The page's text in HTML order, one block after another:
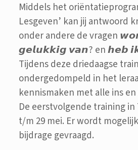
Middels het
Lesgeven’ kan jij antwoord
onder andere de vragen
𝙜𝙚𝙡𝙪𝙠𝙠𝙞𝙜 𝙫𝙖𝙣? en 𝙝𝙚𝙗
Tijdens deze driedaagse
ondergedompeld in het
kennismaken met alle ins
De eerstvolgende training in
t/m 29 mei. Er wordt
bijdrage gevraagd.